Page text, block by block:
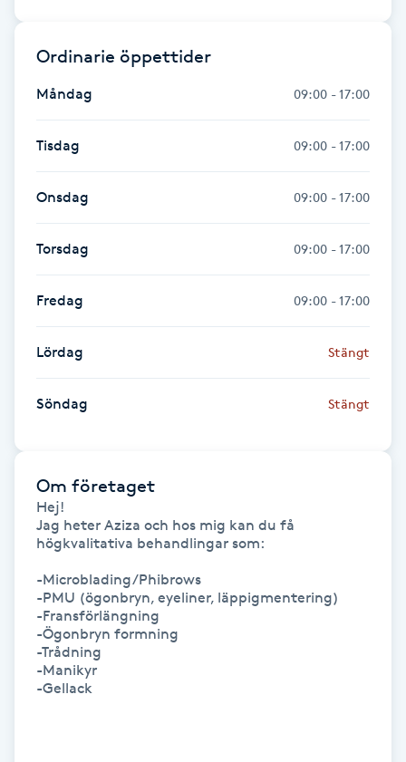
Headspa
Herrklippning
HIFU
Hollywood Peel
Hot Stone Massage
Hot yoga
Hudföryngring
Hudvård
Hyaluronsyra
Hyperhidros
Hypnos
Hårborttagning
Ordinarie öppettider
Måndag 09:00 - 17:00
Tisdag 09:00 - 17:00
Onsdag 09:00 - 17:00
Torsdag 09:00 - 17:00
Fredag 09:00 - 17:00
Lördag Stängt
Söndag Stängt
Om företaget
Hej!
Jag heter Aziza och hos mig kan du få
högkvalitativa behandlingar som:
-Microblading/Phibrows
-PMU (ögonbryn, eyeliner, läppigmentering)
-Fransförlängning
-Ögonbryn formning
-Trådning
-Manikyr
-Gellack